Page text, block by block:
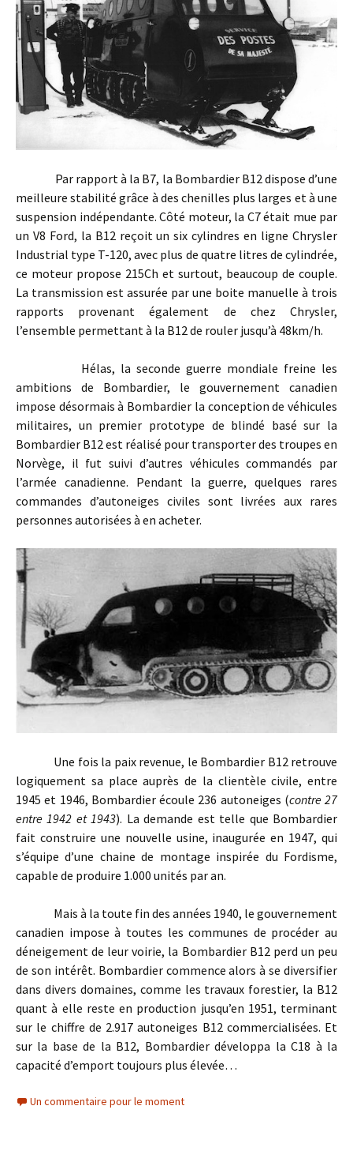
Par rapport à la B7, la Bombardier B12 dispose d’une
meilleure stabilité grâce à des chenilles plus larges et à une
suspension indépendante. Côté moteur, la C7 était mue par
un V8 Ford, la B12 reçoit un six cylindres en ligne Chrysler
Industrial type T-120, avec plus de quatre litres de cylindrée,
ce moteur propose 215Ch et surtout, beaucoup de couple.
La transmission est assurée par une boite manuelle à trois
rapports provenant également de chez Chrysler,
l’ensemble permettant à la B12 de rouler jusqu’à 48km/h.
Hélas, la seconde guerre mondiale freine les
ambitions de Bombardier, le gouvernement canadien
impose désormais à Bombardier la conception de véhicules
militaires, un premier prototype de blindé basé sur la
Bombardier B12 est réalisé pour transporter des troupes en
Norvège, il fut suivi d’autres véhicules commandés par
l’armée canadienne. Pendant la guerre, quelques rares
commandes d’autoneiges civiles sont livrées aux rares
personnes autorisées à en acheter.
Une fois la paix revenue, le Bombardier B12 retrouve
logiquement sa place auprès de la clientèle civile, entre
1945 et 1946, Bombardier écoule 236 autoneiges (contre 27
entre 1942 et 1943). La demande est telle que Bombardier
fait construire une nouvelle usine, inaugurée en 1947, qui
s’équipe d’une chaine de montage inspirée du Fordisme,
capable de produire 1.000 unités par an.
Mais à la toute fin des années 1940, le gouvernement
canadien impose à toutes les communes de procéder au
déneigement de leur voirie, la Bombardier B12 perd un peu
de son intérêt. Bombardier commence alors à se diversifier
dans divers domaines, comme les travaux forestier, la B12
quant à elle reste en production jusqu’en 1951, terminant
sur le chiffre de 2.917 autoneiges B12 commercialisées. Et
sur la base de la B12, Bombardier développa la C18 à la
capacité d’emport toujours plus élevée…
Un commentaire pour le moment